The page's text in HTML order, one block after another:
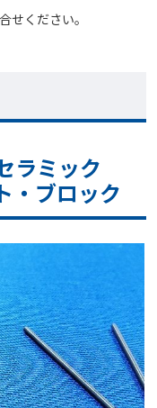
せください。
ラミック
ブロック